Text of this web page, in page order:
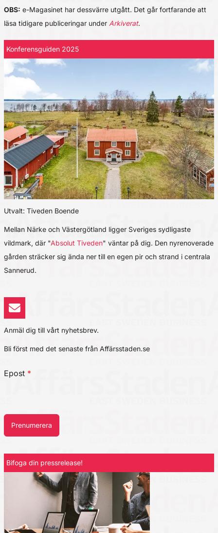
OBS: e-Magasinet har dessvärre utgått. Det går fortfarande att
läsa tidigare publiceringar under Arkiverat.
Konferensguiden 2025
Utvalt: Tiveden Boende
Mellan Närke och Västergötland ligger Sveriges sydligaste
vildmark, där "Absolut Tiveden" väntar på dig. Den nyrenoverade
gården sträcker sig ända ner till en egen pir och strand i centrala
Sannerud.
Anmäl dig till vårt nyhetsbrev.
Bli först med det senaste från Affärsstaden.se
Epost *
Prenumerera
Bifoga din pressrelease!